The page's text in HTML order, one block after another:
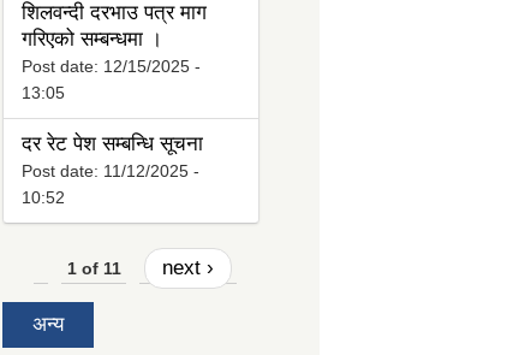
शिलवन्दी दरभाउ पत्र माग
गरिएको सम्बन्धमा ।
Post date: 12/15/2025 -
13:05
दर रेट पेश सम्बन्धि सूचना
Post date: 11/12/2025 -
10:52
1 of 11 next ›
अन्य